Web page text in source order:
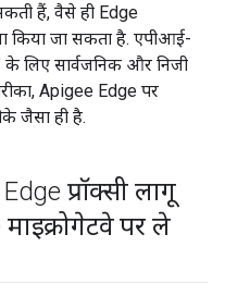
हैं, वैसे ही Edge
किया जा सकता है. एपीआई-
लिए सार्वजनिक और निजी
Apigee Edge पर
जैसा ही है.
प्रॉक्सी लागू
पर ले